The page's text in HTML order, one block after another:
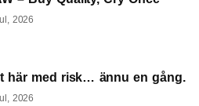
2026
här med risk… ännu en gång.
2026